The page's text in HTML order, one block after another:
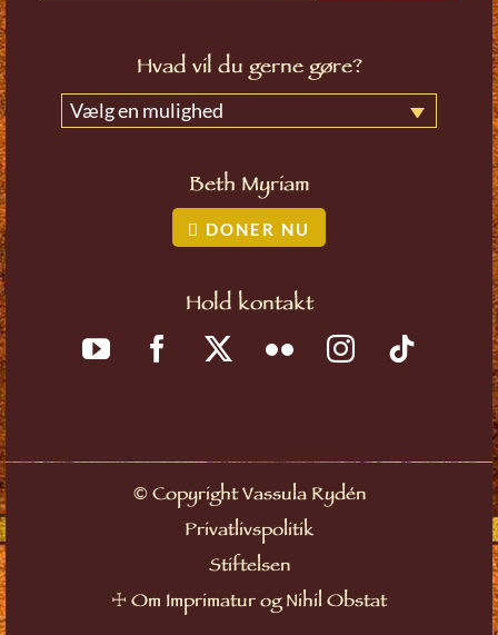
Hvad vil du gerne gøre?
Vælg en mulighed
Beth Myriam
DONER NU
Hold kontakt
©Copyright Vassula Rydén
Privatlivspolitik
Stiftelsen
☩ Om Imprimatur og Nihil Obstat